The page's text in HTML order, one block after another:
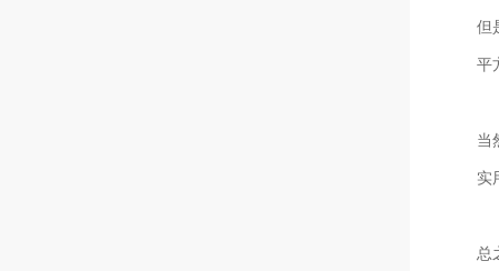
但
平
当
实
总